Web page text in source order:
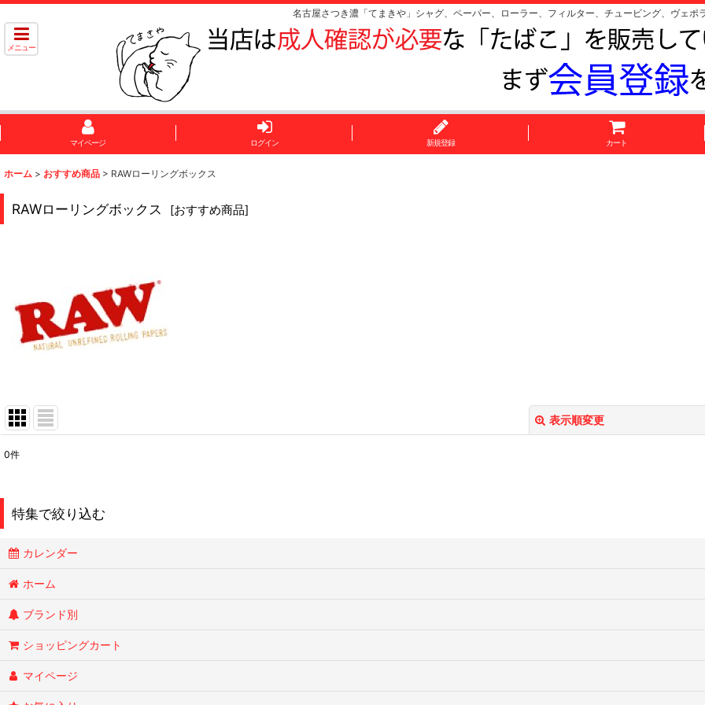
名古屋さつき濃「てまきや」シャグ、ペーパー、ローラー、フィルター、チュービング、ヴェポ
メニュー
マイページ ログイン 新規登録 カート
ホーム > おすすめ商品 > RAWローリングボックス
RAWローリングボックス [おすすめ商品]
表示順変更
0件
特集で絞り込む
ESSENZE
カレンダー
ホーム
ブランド別
ショッピングカート
マイページ